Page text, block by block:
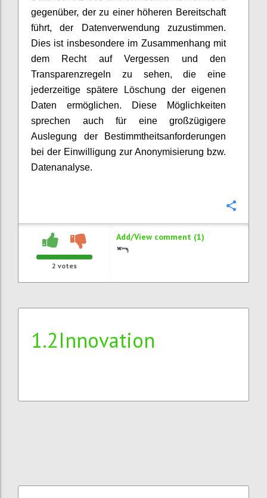
gegenüber, der zu einer höheren Bereitschaft
führt, der Datenverwendung zuzustimmen.
Dies ist insbesondere im Zusammenhang mit
dem Recht auf Vergessen und den
Transparenzregeln zu sehen, die eine
jederzeitige spätere Löschung der eigenen
Daten ermöglichen. Diese Möglichkeiten
sprechen auch für eine großzügigere
Auslegung der Bestimmtheitsanforderungen
bei der Einwilligung zur Anonymisierung bzw.
Datenanalyse.
2 votes
Add/View comment (1)
1.2Innovation